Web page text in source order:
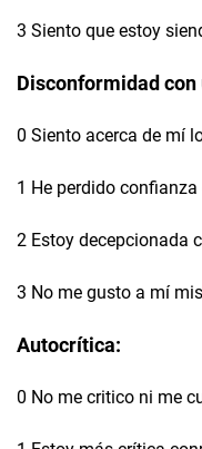
3 Siento que estoy
Disconformidad
0 Siento acerca de mí
1 He perdido
2 Estoy decepcionada
3 No me gusto a mí
Autocrítica:
0 No me critico ni me